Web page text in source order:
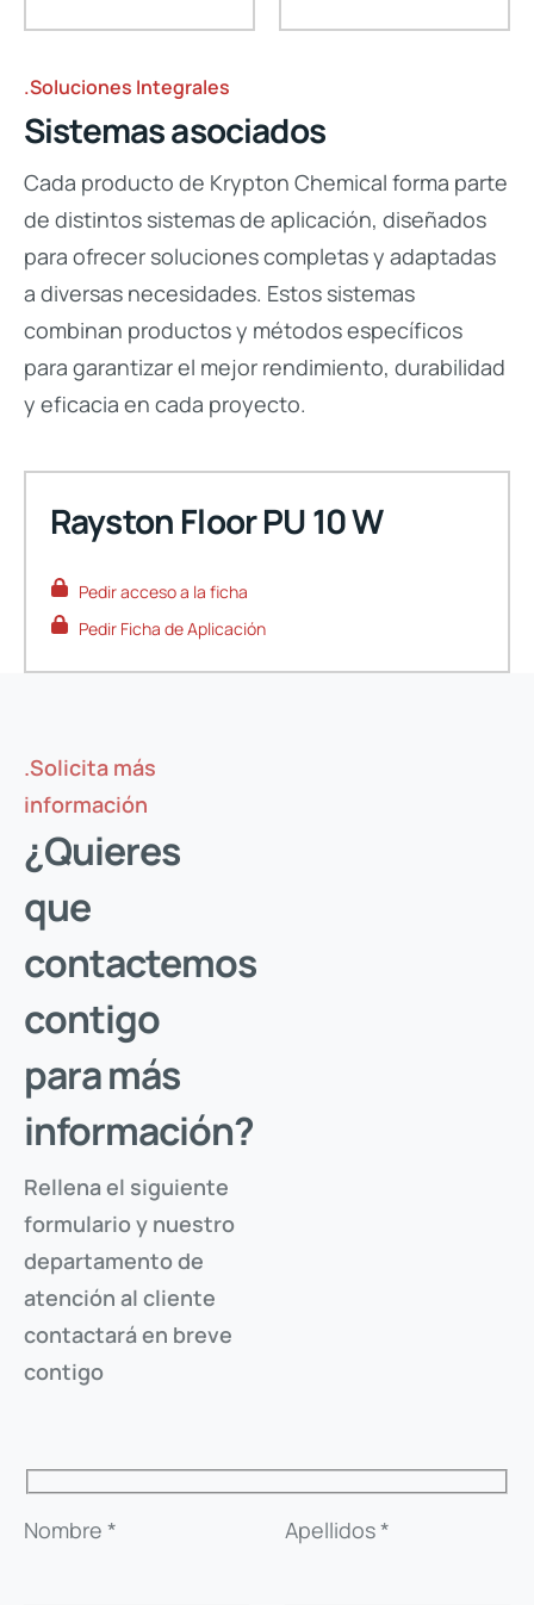
.Soluciones Integrales
Sistemas asociados
Cada producto de Krypton Chemical forma parte
de distintos sistemas de aplicación, diseñados
para ofrecer soluciones completas y adaptadas
a diversas necesidades. Estos sistemas
combinan productos y métodos específicos
para garantizar el mejor rendimiento, durabilidad
y eficacia en cada proyecto.
Rayston Floor PU 10 W
Pedir acceso a la ficha
Pedir Ficha de Aplicación
.Solicita más
información
¿Quieres
que
contactemos
contigo
para más
información?
Rellena el siguiente
formulario y nuestro
departamento de
atención al cliente
contactará en breve
contigo
Nombre * Apellidos *
Introduce tu e-mail, y verifica que eres tú, para
descargar los documentos protegidos de este producto.